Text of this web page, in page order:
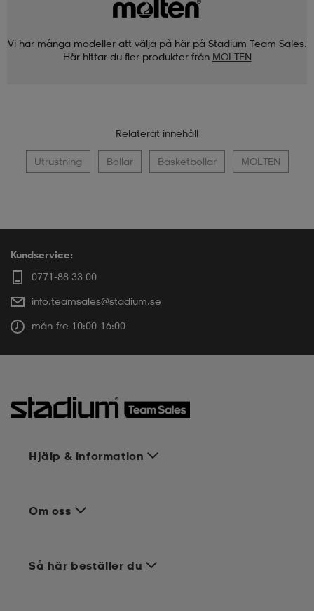
Vi har många modeller att välja på här på Stadium Team Sales.
Här hittar du fler produkter från MOLTEN
Relaterat innehåll
Utrustning Bollar Basketbollar MOLTEN
Kundservice:
0771-88 33 00
info.teamsales@stadium.se
mån-fre 10:00-16:00
Hjälp & information
Om oss
Så här beställer du